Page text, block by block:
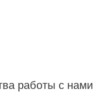
работы с нами